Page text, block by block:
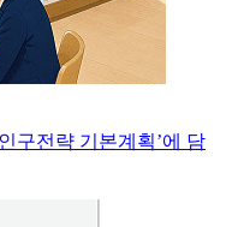
구전략 기본계획’에 담